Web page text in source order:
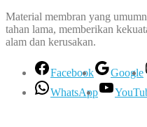
Material membran yang
tahan lama, memberikan
alam dan kerusakan.
Facebook Google
WhatsApp